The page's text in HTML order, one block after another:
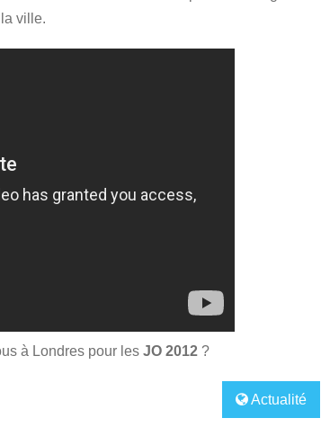
ville.
à Londres pour les JO 2012 ?
Actualité